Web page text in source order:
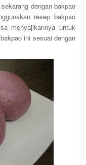
dengan bakpao
resep bakpao
menyajikannya untuk
ini sesuai dengan